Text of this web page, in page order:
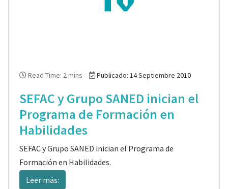
Read Time: 2 mins Publicado: 14 Septiembre 2010
SEFAC y Grupo SANED inician el
Programa de Formación en
Habilidades
SEFAC y Grupo SANED inician el Programa de
Formación en Habilidades.
Leer más: